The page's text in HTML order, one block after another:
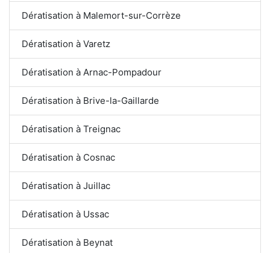
Dératisation à Malemort-sur-Corrèze
Dératisation à Varetz
Dératisation à Arnac-Pompadour
Dératisation à Brive-la-Gaillarde
Dératisation à Treignac
Dératisation à Cosnac
Dératisation à Juillac
Dératisation à Ussac
Dératisation à Beynat